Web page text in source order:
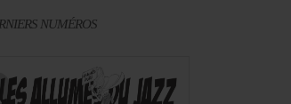
NUMÉROS